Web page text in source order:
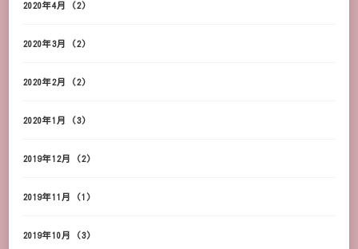
2020年4月 (2)
2020年3月 (2)
2020年2月 (2)
2020年1月 (3)
2019年12月 (2)
2019年11月 (1)
2019年10月 (3)